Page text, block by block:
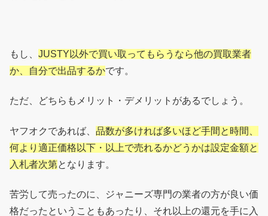
もし、 JUSTY以外で買い取ってもらうなら他の買取業者
か、自分で出品するかです。
ただ、どちらもメリット・デメリットがあるでしょう。
ヤフオクであれば、 品数が多ければ多いほど手間と時間、
何より適正価格以下・以上で売れるかどうかは設定金額と
入札者次第となります。
苦労して売ったのに、ジャニーズ専門の業者の方が良い価
格だったということもあったり、それ以上の還元を手に入